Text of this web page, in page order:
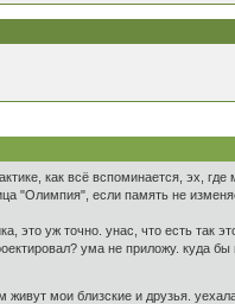
как всё вспоминается, эх, где
"Олимпия", если память не
это уж точно. унас, что есть так
ума не приложу. куда
мои близские и друзья.